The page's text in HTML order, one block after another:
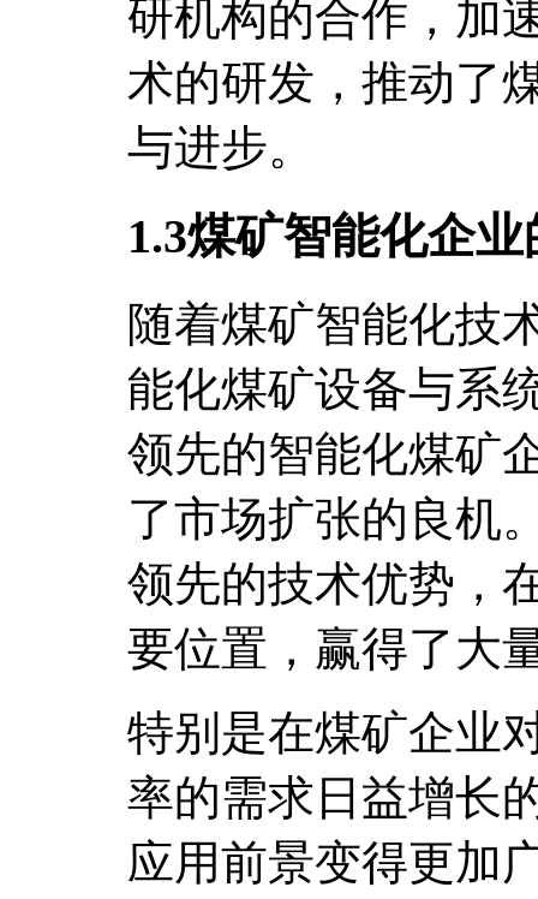
研机构的合作，加
术的研发，推动了
与进步。
1.3煤矿智能化企
随着煤矿智能化技
能化煤矿设备与系
领先的智能化煤矿
了市场扩张的良机
领先的技术优势，
要位置，赢得了大
特别是在煤矿企业
率的需求日益增长
应用前景变得更加